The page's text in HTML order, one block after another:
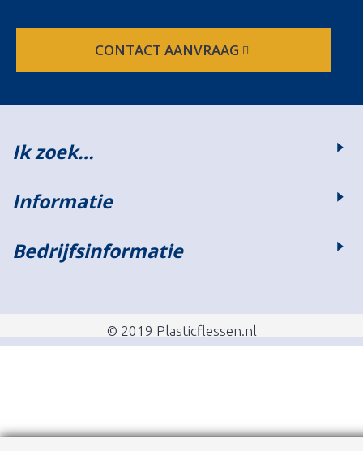
CONTACT AANVRAAG
Ik zoek…
Informatie
Bedrijfsinformatie
© 2019 Plasticflessen.nl